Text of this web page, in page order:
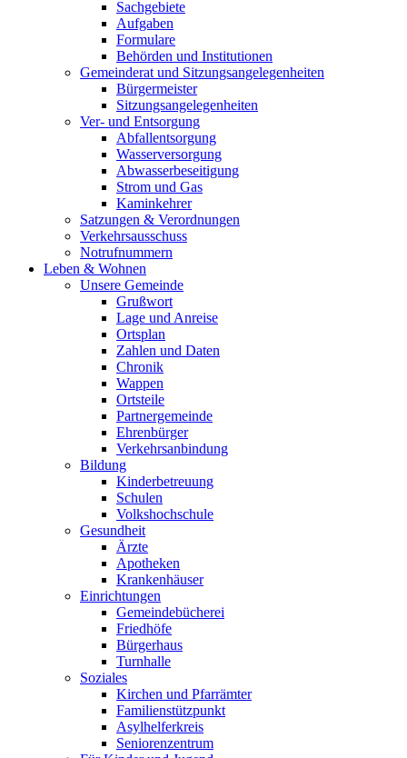
Sachgebiete
Aufgaben
Formulare
Behörden und Institutionen
Gemeinderat und Sitzungsangelegenheiten
Bürgermeister
Sitzungsangelegenheiten
Ver- und Entsorgung
Abfallentsorgung
Wasserversorgung
Abwasserbeseitigung
Strom und Gas
Kaminkehrer
Satzungen & Verordnungen
Verkehrsausschuss
Notrufnummern
Leben & Wohnen
Unsere Gemeinde
Grußwort
Lage und Anreise
Ortsplan
Zahlen und Daten
Chronik
Wappen
Ortsteile
Partnergemeinde
Ehrenbürger
Verkehrsanbindung
Bildung
Kinderbetreuung
Schulen
Volkshochschule
Gesundheit
Ärzte
Apotheken
Krankenhäuser
Einrichtungen
Gemeindebücherei
Friedhöfe
Bürgerhaus
Turnhalle
Soziales
Kirchen und Pfarrämter
Familienstützpunkt
Asylhelferkreis
Seniorenzentrum